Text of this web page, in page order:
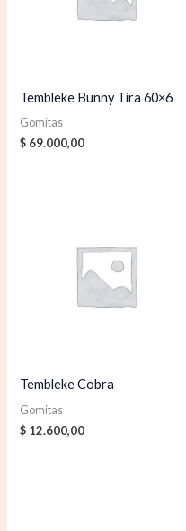
Tembleke Bunny Tira 60×6
Gomitas
$ 69.000,00
Tembleke Cobra
Gomitas
$ 12.600,00